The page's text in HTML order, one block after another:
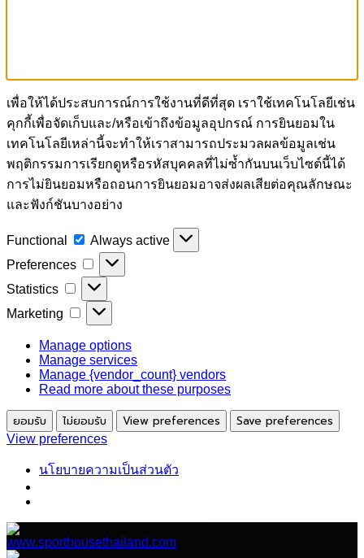
เพื่อให้ได้ประสบการณ์การใช้งานที่ดีที่สุด เราใช้เทคโนโลยีเช่น
คุกกี้เพื่อจัดเก็บและ/หรือเข้าถึงข้อมูลอุปกรณ์ การยินยอมใน
เทคโนโลยีเหล่านี้จะทำให้เราสามารถประมวลผลข้อมูลเช่น
พฤติกรรมการเรียกดูหรือรหัสบุคคลที่ไม่ซ้ำกันบนเว็บไซต์นี้ได้
การไม่ยินยอมหรือถอนการยินยอมอาจส่งผลเสียต่อคุณลักษณะ
และฟังก์ชันบางอย่าง
Functional Functional
Always active
Preferences
Preferences
Statistics Statistics
Marketing Marketing
Manage options
Manage services
Manage {vendor_count} vendors
Read more about these purposes
ยอมรับ ไม่ยอมรับ View preferences Save preferences
View preferences
นโยบายความเป็นส่วนตัว
ข้าม
ไป